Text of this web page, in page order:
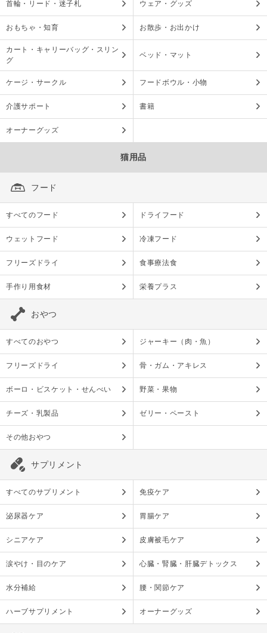
首輪・リード・迷子札 ウェア・グッズ
おもちゃ・知育 お散歩・お出かけ
カート・キャリーバッグ・スリン
グ
ベッド・マット
ケージ・サークル フードボウル・小物
介護サポート 書籍
オーナーグッズ
猫用品
フード
すべてのフード ドライフード
ウェットフード 冷凍フード
フリーズドライ 食事療法食
手作り用食材 栄養プラス
おやつ
すべてのおやつ ジャーキー（肉・魚）
フリーズドライ 骨・ガム・アキレス
ボーロ・ビスケット・せんべい 野菜・果物
チーズ・乳製品 ゼリー・ペースト
その他おやつ
サプリメント
すべてのサプリメント 免疫ケア
泌尿器ケア 胃腸ケア
シニアケア 皮膚被毛ケア
涙やけ・目のケア 心臓・腎臓・肝臓デトックス
水分補給 腰・関節ケア
ハーブサプリメント オーナーグッズ